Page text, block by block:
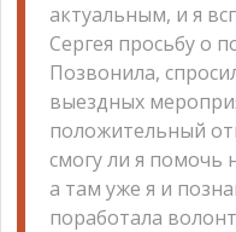
актуальным, и я
Сергея просьбу о
Позвонила,
выездных
положительный
смогу ли я помочь
а там уже я и
поработала